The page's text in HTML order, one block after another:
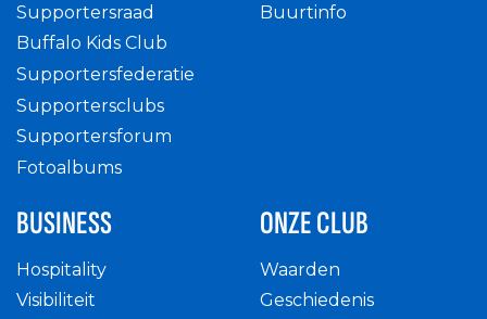
Supportersraad
Buffalo Kids Club
Supportersfederatie
Supportersclubs
Supportersforum
Fotoalbums
Buurtinfo
BUSINESS
Hospitality
Visibiliteit
ONZE CLUB
Waarden
Geschiedenis